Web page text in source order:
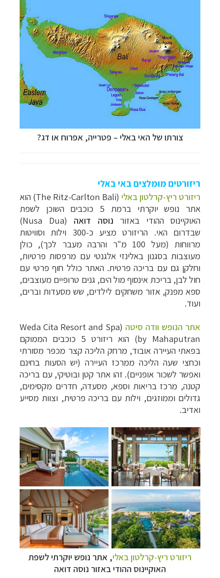
צורתו של האי באלי – פטרייה, אפרוח או דג?
ריזורטים מומלצים באי באלי
ריזורט ריץ-קרלטון באלי (The Ritz-Carlton Bali)
הוא
אתר נופש יוקרתי ברמת 5 כוכבים השוכן לשפת
האוקיינוס ההודי באזור נוסה דואה (
Nusa Dua
)
שבדרום האי. הריזורט מציע כ-300 וילות וסוויטות
מרווחות (מעל 100 מ"ר והרבה מעבר לכך), כולן
מעוצבות בסגנון באלינזי אלגנטי עם מרפסות פרטיות,
וחלקן גם עם בריכה פרטית. האתר כולל חוף פרטי עם
חול לבן, בריכת אינסוף מול הים, גנים טרופיים מעוצבים,
ספא מפנק, אזור משחקים לילדים, שש מסעדות וברים,
ועוד.
אתר הנופש וודה סיטה (Weda Cita Resort and Spa
by Mahaputran) הוא ריזורט 5 כוכבים הממוקם
בפאתי העיירה אובוד, מרחק הליכה קצר מכפר מסורתי
וכחצי שעה הליכה ממרכז העיירה (יש הסעות בחינם
ואפשר לשכור אופניים). זהו אתר קטן ובוטיקי, עם בריכה
קטנה, מרכז בריאות וספא, מסעדה, חדרים מקסימים,
גדולים וממוזגים, וילות עם בריכה פרטית, וצוות מסייע
ואדיב.
ריזורט ריץ-קרלטון באלי, אתר נופש יוקרתי לשפת
האוקיינוס ההודי באזור נוסה דואה